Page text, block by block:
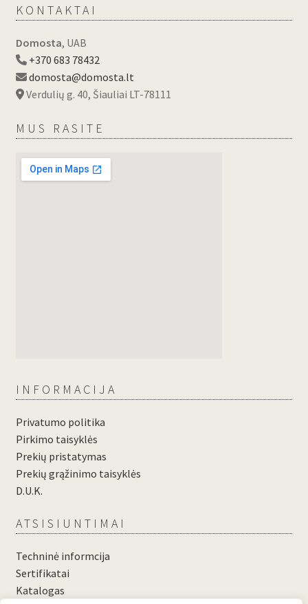
KONTAKTAI
Domosta, UAB
+370 683 78432
domosta@domosta.lt
Verdulių g. 40, Šiauliai LT-78111
MUS RASITE
INFORMACIJA
Privatumo politika
Pirkimo taisyklės
Prekių pristatymas
Prekių grąžinimo taisyklės
D.U.K.
ATSISIUNTIMAI
Techninė informcija
Sertifikatai
Katalogas